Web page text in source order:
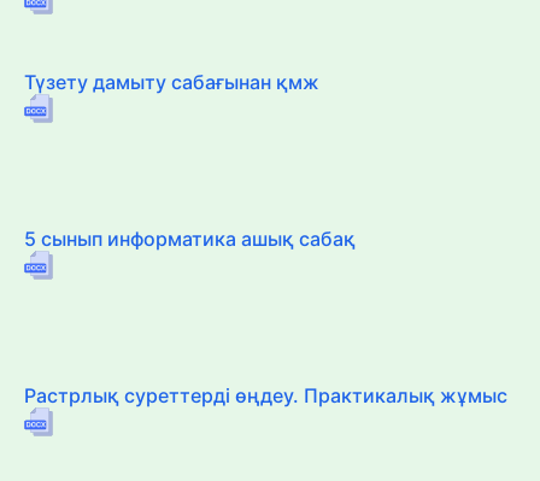
Түзету дамыту сабағынан қмж
5 сынып информатика ашық сабақ
Растрлық суреттерді өңдеу. Практикалық жұмыс